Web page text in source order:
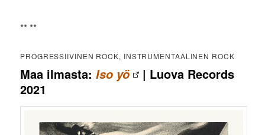
** **
PROGRESSIIVINEN ROCK, INSTRUMENTAALINEN ROCK
Maa ilmasta:Iso yö
| Luova Records
2021